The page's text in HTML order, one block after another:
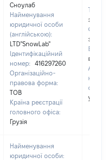
Сноулаб
Найменування
юридичної особи
(англійською):
LTD"SnowLab"
Ідентифікаційний
номер:
416297260
Організаційно-
правова форма:
ТОВ
Країна реєстрації
головного офіса:
Грузія
Факс:
Email:
Адреса
Найменування
юридичної особи: